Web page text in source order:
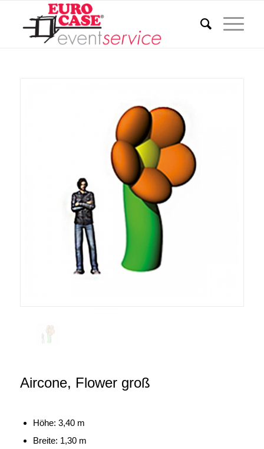
Aircone, Flower groß
Höhe: 3,40 m
Breite: 1,30 m